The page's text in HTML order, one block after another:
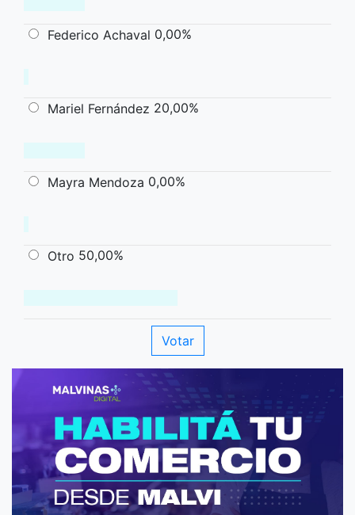
Federico Achaval 0,00%
Mariel Fernández 20,00%
Mayra Mendoza 0,00%
Otro 50,00%